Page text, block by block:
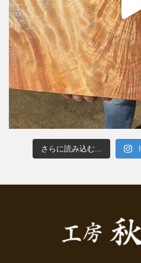
さらに読み込む...